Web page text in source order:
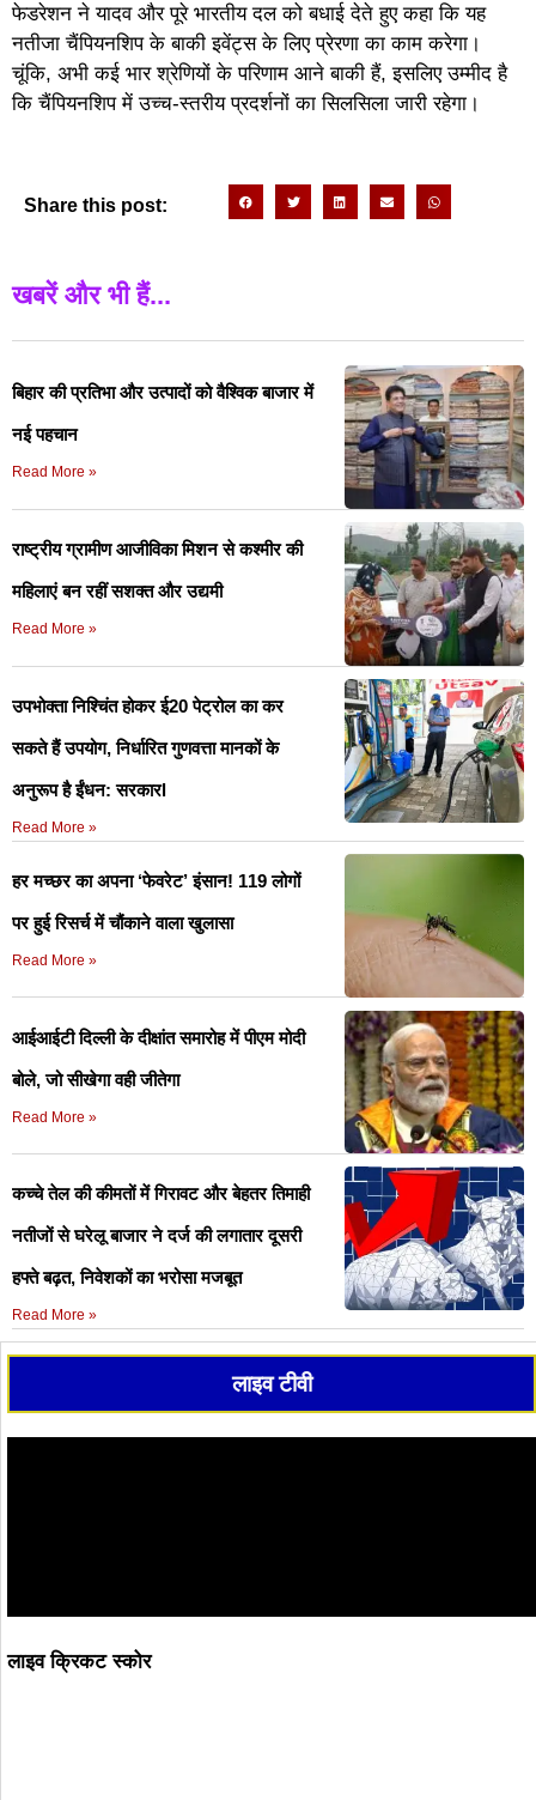
फेडरेशन ने यादव और पूरे भारतीय दल को बधाई देते हुए कहा कि यह
नतीजा चैंपियनशिप के बाकी इवेंट्स के लिए प्रेरणा का काम करेगा।
चूंकि, अभी कई भार श्रेणियों के परिणाम आने बाकी हैं, इसलिए उम्मीद है
कि चैंपियनशिप में उच्च-स्तरीय प्रदर्शनों का सिलसिला जारी रहेगा।
Share this post:
खबरें और भी हैं...
बिहार की प्रतिभा और उत्पादों को वैश्विक बाजार में
नई पहचान
Read More »
राष्ट्रीय ग्रामीण आजीविका मिशन से कश्मीर की
महिलाएं बन रहीं सशक्त और उद्यमी
Read More »
उपभोक्ता निश्चिंत होकर ई20 पेट्रोल का कर
सकते हैं उपयोग, निर्धारित गुणवत्ता मानकों के
अनुरूप है ईंधन: सरकारl
Read More »
हर मच्छर का अपना ‘फेवरेट’ इंसान! 119 लोगों
पर हुई रिसर्च में चौंकाने वाला खुलासा
Read More »
आईआईटी दिल्ली के दीक्षांत समारोह में पीएम मोदी
बोले, जो सीखेगा वही जीतेगा
Read More »
कच्चे तेल की कीमतों में गिरावट और बेहतर तिमाही
नतीजों से घरेलू बाजार ने दर्ज की लगातार दूसरी
हफ्ते बढ़त, निवेशकों का भरोसा मजबूत
Read More »
लाइव टीवी
लाइव क्रिकट स्कोर